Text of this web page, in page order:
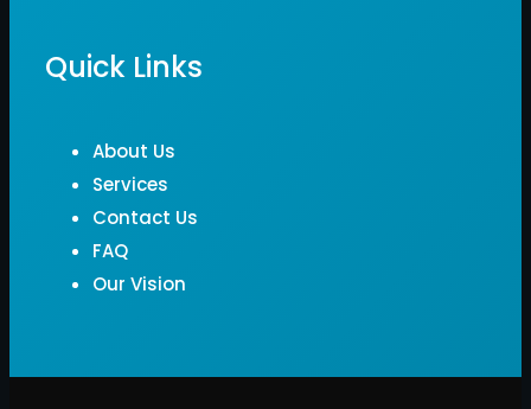
Quick Links
About Us
Services
Contact Us
FAQ
Our Vision